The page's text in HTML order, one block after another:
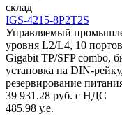
склад
IGS-4215-8P2T2S
Управляемый
уровня L2/L4, 10
Gigabit TP/SFP combo,
установка на DIN-
резервирование
39 931.28 руб. с НДС
485.98 у.е.